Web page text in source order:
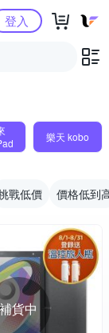
登入
樂天 kobo
戰低價 價格低到
補貨中